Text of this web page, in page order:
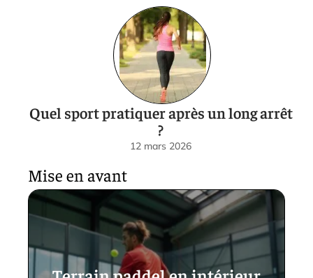
Quel sport pratiquer après un long arrêt
?
12 mars 2026
Mise en avant